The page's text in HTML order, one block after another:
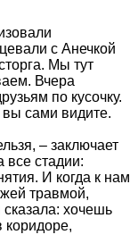
с Анечкой
Мы тут
Вчера
по кусочку.
сами видите.
– заключает
стадии:
И когда к нам
травмой,
хочешь
коридоре,